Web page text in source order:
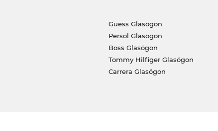
Guess Glasögon
Persol Glasögon
Boss Glasögon
Tommy Hilfiger Glasögon
Carrera Glasögon